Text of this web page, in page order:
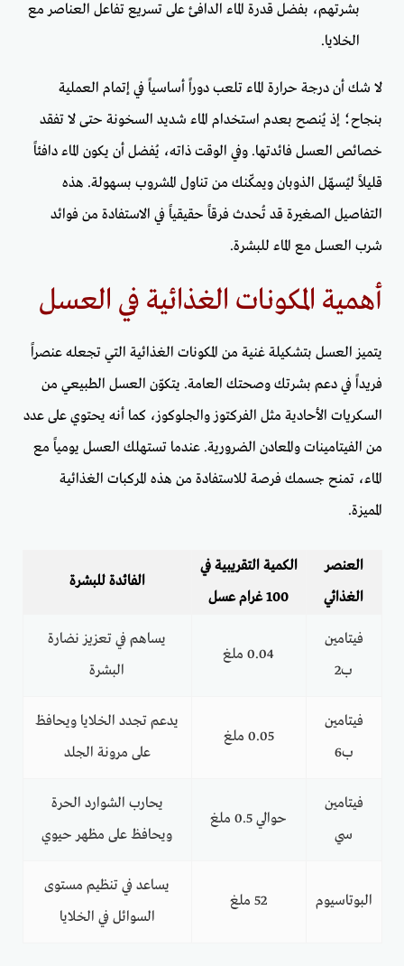
بشرتهم، بفضل قدرة الماء الدافئ على تسريع تفاعل العناصر مع
الخلايا.
لا شك أن درجة حرارة الماء تلعب دوراً أساسياً في إتمام العملية
بنجاح؛ إذ يُنصح بعدم استخدام الماء شديد السخونة حتى لا تفقد
خصائص العسل فائدتها. وفي الوقت ذاته، يُفضل أن يكون الماء دافئاً
قليلاً ليُسهّل الذوبان ويمكّنك من تناول المشروب بسهولة. هذه
التفاصيل الصغيرة قد تُحدث فرقاً حقيقياً في الاستفادة من فوائد
شرب العسل مع الماء للبشرة.
أهمية المكونات الغذائية في العسل
يتميز العسل بتشكيلة غنية من المكونات الغذائية التي تجعله عنصراً
فريداً في دعم بشرتك وصحتك العامة. يتكوّن العسل الطبيعي من
السكريات الأحادية مثل الفركتوز والجلوكوز، كما أنه يحتوي على عدد
من الفيتامينات والمعادن الضرورية. عندما تستهلك العسل يومياً مع
الماء، تمنح جسمك فرصة للاستفادة من هذه المركبات الغذائية
المميزة.
العنصر
الغذائي
الكمية التقريبية في
100 غرام عسل
الفائدة للبشرة
فيتامين
ب2
0.04 ملغ
يساهم في تعزيز نضارة
البشرة
فيتامين
ب6
0.05 ملغ
يدعم تجدد الخلايا ويحافظ
على مرونة الجلد
فيتامين
سي
حوالي 0.5 ملغ
يحارب الشوارد الحرة
ويحافظ على مظهر حيوي
البوتاسيوم 52 ملغ
يساعد في تنظيم مستوى
السوائل في الخلايا